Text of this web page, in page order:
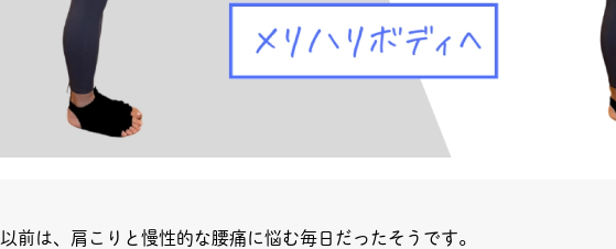
以前は、肩こりと慢性的な腰痛に悩む毎日だったそうです。